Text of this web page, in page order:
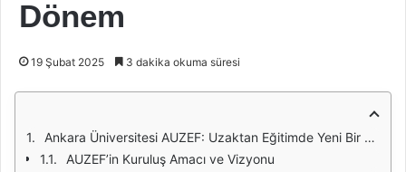
Dönem
19 Şubat 2025 3 dakika okuma süresi
Ankara Üniversitesi AUZEF: Uzaktan Eğitimde Yeni Bir Dönem
AUZEF’in Kuruluş Amacı ve Vizyonu